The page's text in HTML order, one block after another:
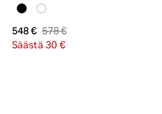
548 € 578 €
Säästä 30 €